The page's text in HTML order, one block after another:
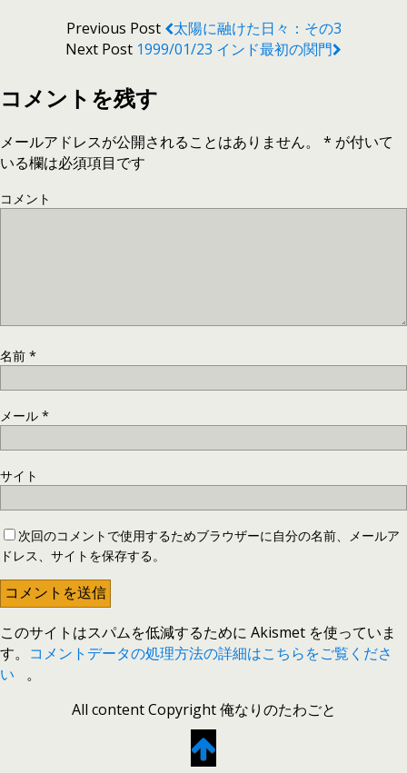
Previous Post
太陽に融けた日々：その3
Next Post 1999/01/23 インド最初の関門
コメントを残す
メールアドレスが公開されることはありません。 * が付いて
いる欄は必須項目です
コメント
名前 *
メール *
サイト
次回のコメントで使用するためブラウザーに自分の名前、メールア
ドレス、サイトを保存する。
このサイトはスパムを低減するために Akismet を使っていま
す。 コメントデータの処理方法の詳細はこちらをご覧くださ
い
。
All content Copyright 俺なりのたわごと